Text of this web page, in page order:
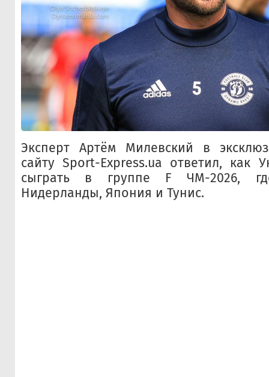
Эксперт Артём Милевский в
сайту Sport-Express.ua ответил, как
сыграть в группе F ЧМ-2026,
Нидерланды, Япония и Тунис.